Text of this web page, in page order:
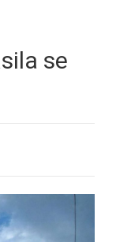
se